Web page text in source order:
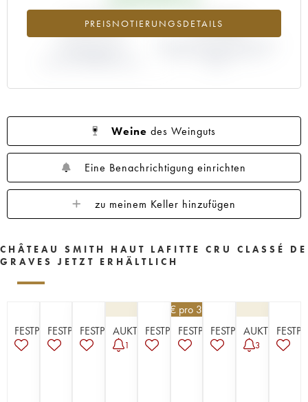
1953 1952 1950
PREISNOTIERUNGSDETAILS
+5.91% -5.36%
Weine des Weinguts
Eine Benachrichtigung einrichten
zu meinem Keller hinzufügen
CHÂTEAU SMITH HAUT LAFITTE CRU CLASSÉ DE
GRAVES JETZT ERHÄLTLICH
FESTPREISEFESTPREISEFESTPREISEAUKTION
1
FESTPREISE
€ pro 3 | -10%
FESTPREISEFESTPREISEAUKTION
3